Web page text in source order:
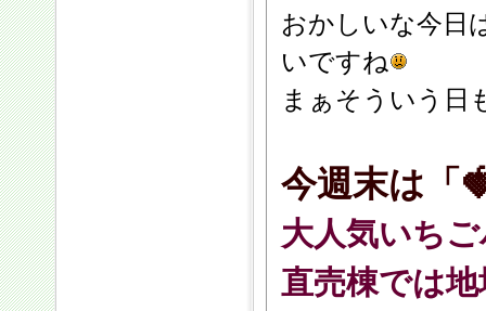
おかしいな今日
いですね
まぁそういう日
今週末は「
大人気いち
直売棟では